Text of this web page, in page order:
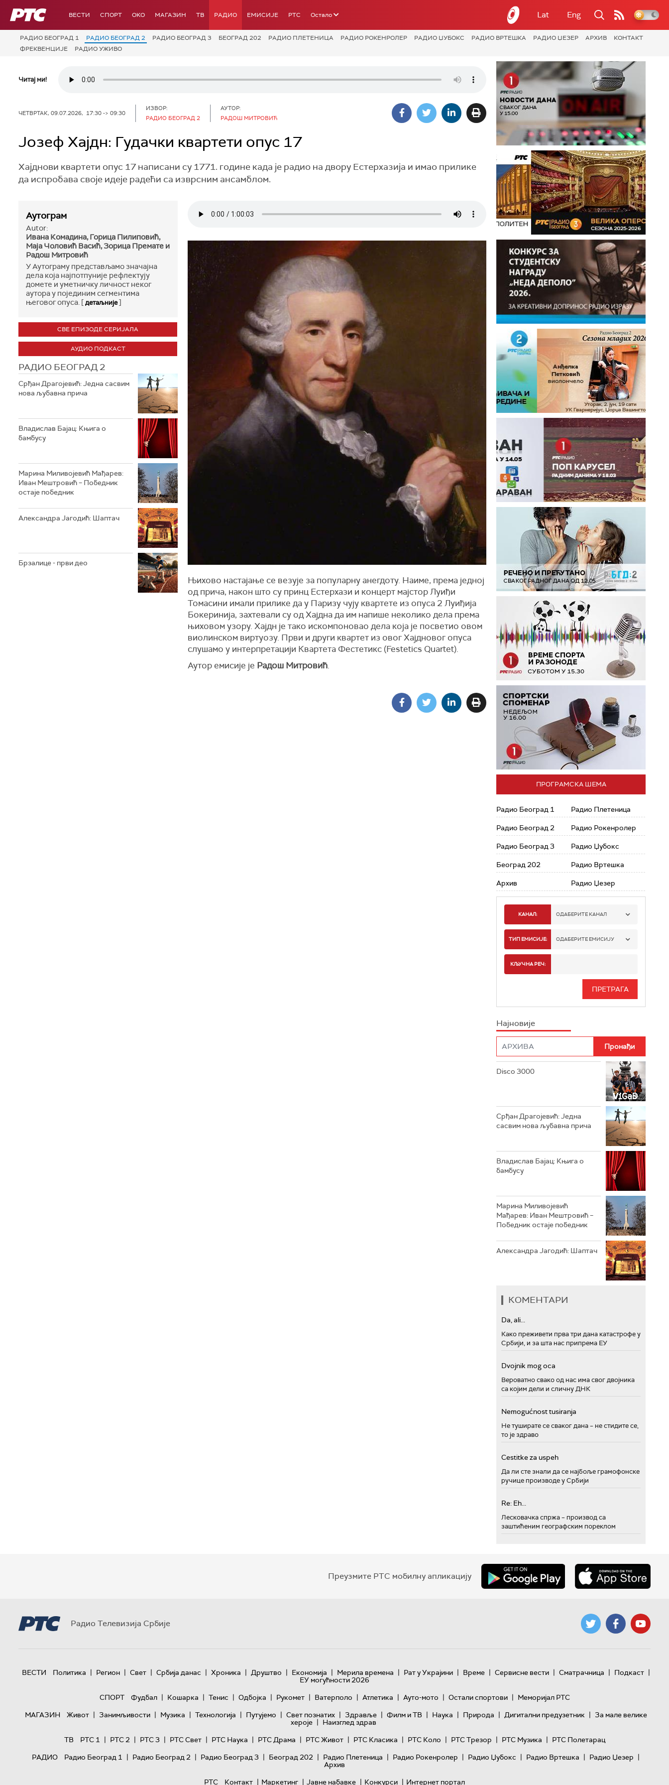
РТС ВЕСТИ СПОРТ OKO МАГАЗИН ТВ РАДИО ЕМИСИЈЕ РТС Остало Lat Eng
РАДИО БЕОГРАД 1 РАДИО БЕОГРАД 2 РАДИО БЕОГРАД 3 БЕОГРАД 202 РАДИО ПЛЕТЕНИЦА РАДИО РОКЕНРОЛЕР РАДИО ЏУБОКС РАДИО ВРТЕШКА РАДИО ЏЕЗЕР АРХИВ
КОНТАКТ
ФРЕКВЕНЦИЈЕ
РАДИО УЖИВО
Читај ми!
ЧЕТВРТАК, 09.07.2026, 17:30 -> 09:30
ИЗВОР:
РАДИО БЕОГРАД 2
АУТОР:
РАДОШ МИТРОВИЋ
Јозеф Хајдн: Гудачки квартети опус 17
Хајднови квартети опус 17 написани су 1771. године када је радио на двору Естерхазија и имао прилике
да испробава своје идеје радећи са изврсним ансамблом.
Аутограм
Autor:
Ивана Комадина, Горица Пилиповић,
Маја Чоловић Васић, Зорица Премате и
Радош Митровић
У Аутограму представљамо значајна
дела која најпотпуније рефлектују
домете и уметничку личност неког
аутора у појединим сегментима
његовог опуса. [детаљније]
СВЕ ЕПИЗОДЕ СЕРИЈАЛА
АУДИО ПОДКАСТ
РАДИО БЕОГРАД 2
Срђан Драгојевић: Једна сасвим
нова љубавна прича
Владислав Бајац: Књига о
бамбусу
Марина Миливојевић Мађарев:
Иван Мештровић – Победник
остаје победник
Александра Јагодић: Шаптач
Брзалице - први део
Њихово настајање се везује за популарну анегдоту. Наиме, према једној
од прича, након што су принц Естерхази и концерт мајстор Луиђи
Томасини имали прилике да у Паризу чују квартете из опуса 2 Луиђија
Бокеринија, захтевали су од Хајдна да им напише неколико дела према
њиховом узору. Хајдн је тако искомпоновао дела која је посветио овом
виолинском виртуозу. Први и други квартет из овог Хајдновог опуса
слушамо у интерпретацији Квартета Фестетикс (Festetics Quartet).
Аутор емисије је Радош Митровић.
ПРОГРАМСКА ШЕМА
Радио Београд 1
Радио Београд 2
Радио Београд 3
Београд 202
Архив
Радио Плетеница
Радио Рокенролер
Радио Џубокс
Радио Вртешка
Радио Џезер
КАНАЛ: ОДАБЕРИТЕ КАНАЛ
РАДИО БЕОГРАД 1
РАДИО БЕОГРАД 3
РАДИО РОКЕНРОЛЕР
РАДИО ВРТЕШКА
РАДИО ЏЕЗЕР
АРХИВ
ТИП ЕМИСИЈЕ: ОДАБЕРИТЕ ЕМИСИЈУ
ИНФО
КЉУЧНА РЕЧ:
Најновије
Disco 3000
Срђан Драгојевић: Једна
сасвим нова љубавна прича
Владислав Бајац: Књига о
бамбусу
Марина Миливојевић
Мађарев: Иван Мештровић –
Победник остаје победник
Александра Јагодић: Шаптач
КОМЕНТАРИ
Da, ali...
Како преживети прва три дана катастрофе у
Србији, и за шта нас припрема ЕУ
Dvojnik mog oca
Вероватно свако од нас има свог двојника
са којим дели и сличну ДНК
Nemogućnost tusiranja
Не туширате се сваког дана – не стидите се,
то је здраво
Cestitke za uspeh
Да ли сте знали да се најбоље грамофонске
ручице производе у Србији
Re: Eh...
Лесковачка спржа – производ са
заштићеним географским пореклом
Преузмите РТС мобилну апликацију
Радио Телевизија Србије
ВЕСТИ Политика | Регион | Свет | Србија данас | Хроника | Друштво | Економија | Мерила времена | Рат у Украјини | Време | Сервисне вести | Сматрачница | Подкаст |
ЕУ могућности 2026
СПОРТ
Фудбал | Кошарка | Тенис | Одбојка | Рукомет | Ватерполо | Атлетика | Ауто-мото | Остали спортови | Меморијал РТС
МАГАЗИН
Живот | Занимљивости | Музика | Технологијa | Путујемо | Свет познатих | Здравље | Филм и ТВ | Наука | Природа | Дигитални предузетник | За мале велике
хероје | Наизглед здрав
ТВ
РТС 1 | РТС 2 | РТС 3 | РТС Свет | РТС Наука | РТС Драма | РТС Живот | РТС Класика | РТС Коло | РТС Трезор | РТС Музика | РТС Полетарац
РАДИО
Радио Београд 1 | Радио Београд 2 | Радио Београд 3 | Београд 202 | Радио Плетеница | Радио Рокенролер | Радио Џубокс | Радио Вртешка | Радио Џезер |
Архив
РТС
Контакт | Маркетинг | Јавне набавке | Конкурси | Интернет портал